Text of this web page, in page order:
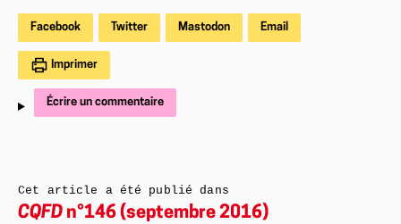
Facebook Twitter Mastodon Email
Imprimer
Écrire un commentaire
Cet article a été publié dans
CQFD n°146 (septembre 2016)